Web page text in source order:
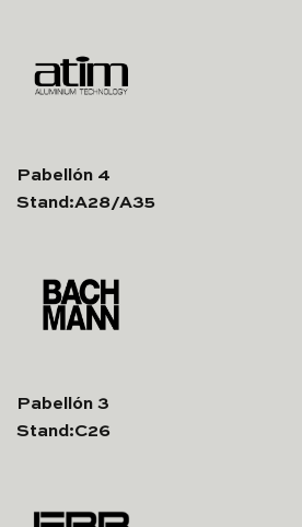
Pabellón 4
Stand:A28/A35
Pabellón 3
Stand:C26